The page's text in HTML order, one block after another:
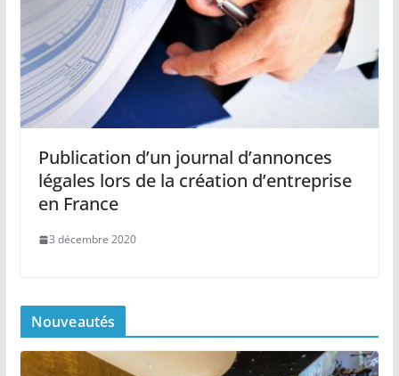
Publication d’un journal d’annonces
légales lors de la création d’entreprise
en France
3 décembre 2020
Nouveautés